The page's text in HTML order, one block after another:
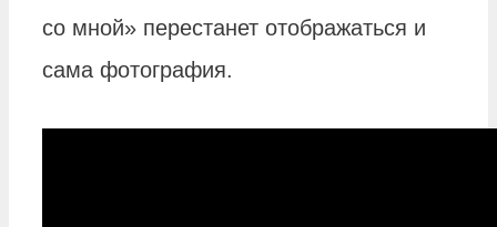
со мной» перестанет отображаться и
сама фотография.